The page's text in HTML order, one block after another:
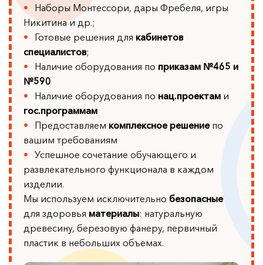
Наборы Монтессори, дары Фребеля, игры
Никитина и др.;
Готовые решения для кабинетов
специалистов;
Наличие оборудования по приказам №465 и
№590
Наличие оборудования по нац.проектам и
гос.программам
Предоставляем комплексное решениепо
вашим требованиям
Успешное сочетание обучающего и
развлекательного функционала в каждом
изделии.
Мы используем исключительно безопасные
для здоровья материалы: натуральную
древесину, березовую фанеру, первичный
пластик в небольших объемах.